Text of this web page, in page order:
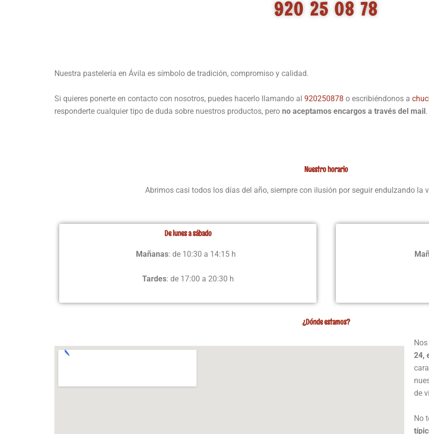
920 25 08 78
Nuestra pastelería en Ávila es símbolo de tradición, compromiso y calidad.
Si quieres ponerte en contacto con nosotros, puedes hacerlo llamando al 920250878 o escribiéndonos a
responderte cualquier tipo de duda sobre nuestros productos, pero no aceptamos encargos a través del mail.
Nuestro horario
Abrimos casi todos los días del año, siempre con ilusión por seguir endulzando la
De lunes a sábado
Mañanas: de 10:30 a 14:15 h
Tardes: de 17:00 a 20:30 h
¿Dónde estamos?
24,
de
No